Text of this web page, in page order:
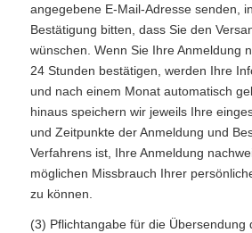
angegebene E-Mail-Adresse senden,
Bestätigung bitten, dass Sie den
wünschen. Wenn Sie Ihre Anmeldung
24 Stunden bestätigen, werden Ihre
und nach einem Monat automatisch
hinaus speichern wir jeweils Ihre
und Zeitpunkte der Anmeldung und
Verfahrens ist, Ihre Anmeldung
möglichen Missbrauch Ihrer
zu können.
(3) Pflichtangabe für die Übersendung